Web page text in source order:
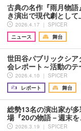
古典の名作『雨月物
き演出で現代劇とし
2026.4.17 ｜ SPICER
ニュース
舞台
世田谷パブリックシ
会レポート～活動の
2026.4.10 ｜ SPICER
レポート
舞台
総勢13名の演出家が
場『20の物語－週末
2026.3.19 ｜ SPICER